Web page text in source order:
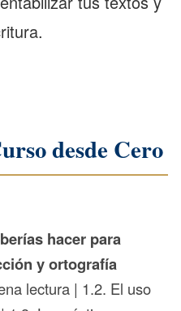
desde Cero
hacer para
y ortografía
lectura | 1.2. El uso